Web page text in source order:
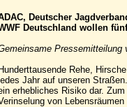
Deutscher
Deutschland wollen
Pressemitteilung
Rehe,
Jahr auf unseren
erhebliches Risiko dar.
von